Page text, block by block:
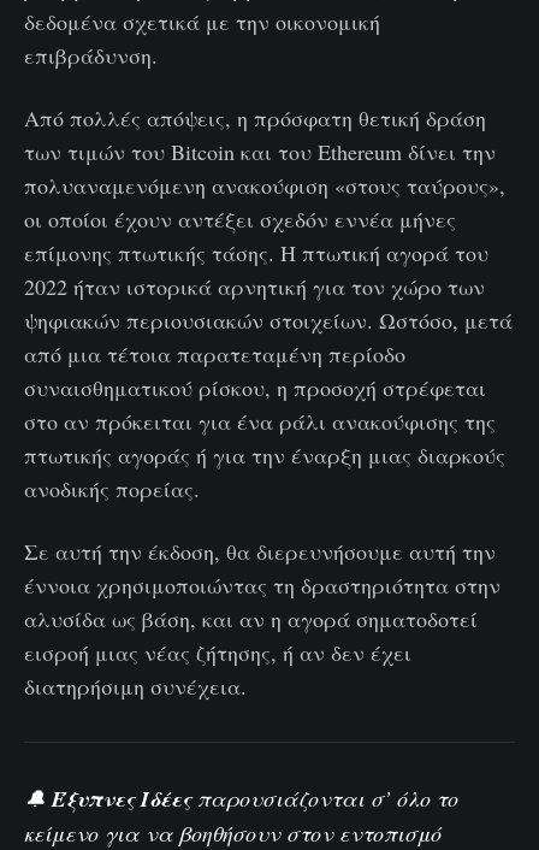
δεδομένα σχετικά με την οικονομική
επιβράδυνση.
Από πολλές απόψεις, η πρόσφατη θετική δράση
των τιμών του Bitcoin και του Ethereum δίνει την
πολυαναμενόμενη ανακούφιση «στους ταύρους»,
οι οποίοι έχουν αντέξει σχεδόν εννέα μήνες
επίμονης πτωτικής τάσης. Η πτωτική αγορά του
2022 ήταν ιστορικά αρνητική για τον χώρο των
ψηφιακών περιουσιακών στοιχείων. Ωστόσο, μετά
από μια τέτοια παρατεταμένη περίοδο
συναισθηματικού ρίσκου, η προσοχή στρέφεται
στο αν πρόκειται για ένα ράλι ανακούφισης της
πτωτικής αγοράς ή για την έναρξη μιας διαρκούς
ανοδικής πορείας.
Σε αυτή την έκδοση, θα διερευνήσουμε αυτή την
έννοια χρησιμοποιώντας τη δραστηριότητα στην
αλυσίδα ως βάση, και αν η αγορά σηματοδοτεί
εισροή μιας νέας ζήτησης, ή αν δεν έχει
διατηρήσιμη συνέχεια.
🔔 Έξυπνες Ιδέεςπαρουσιάζονται σ’ όλο το
κείμενο για να βοηθήσουν στον εντοπισμό